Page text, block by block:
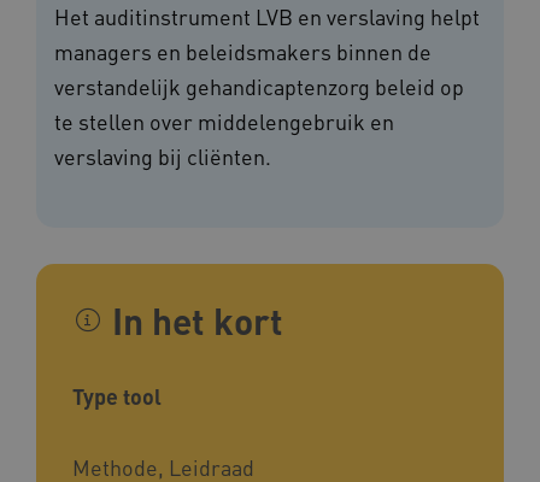
Het auditinstrument LVB en verslaving helpt
managers en beleidsmakers binnen de
verstandelijk gehandicaptenzorg beleid op
te stellen over middelengebruik en
verslaving bij cliënten.
In het kort
Type tool
Methode, Leidraad